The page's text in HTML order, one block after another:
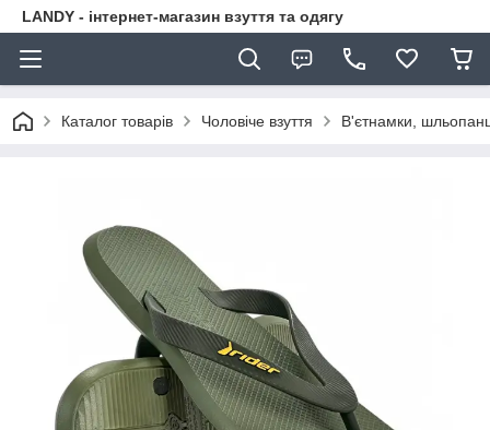
LANDY - інтернет-магазин взуття та одягу
Каталог товарів Чоловіче взуття В'єтнамки,